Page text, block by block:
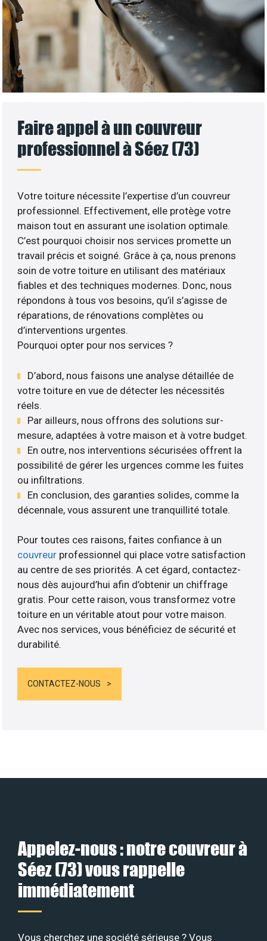
Faire appel à un couvreur
professionnel à Séez (73)
Votre toiture nécessite l’expertise d’un couvreur
professionnel. Effectivement, elle protège votre
maison tout en assurant une isolation optimale.
C’est pourquoi choisir nos services promette un
travail précis et soigné. Grâce à ça, nous prenons
soin de votre toiture en utilisant des matériaux
fiables et des techniques modernes. Donc, nous
répondons à tous vos besoins, qu’il s’agisse de
réparations, de rénovations complètes ou
d’interventions urgentes.
Pourquoi opter pour nos services ?
D’abord, nous faisons une analyse détaillée de
votre toiture en vue de détecter les nécessités
réels.
Par ailleurs, nous offrons des solutions sur-
mesure, adaptées à votre maison et à votre budget.
En outre, nos interventions sécurisées offrent la
possibilité de gérer les urgences comme les fuites
ou infiltrations.
En conclusion, des garanties solides, comme la
décennale, vous assurent une tranquillité totale.
Pour toutes ces raisons, faites confiance à un
couvreur professionnel qui place votre satisfaction
au centre de ses priorités. A cet égard, contactez-
nous dès aujourd’hui afin d’obtenir un chiffrage
gratis. Pour cette raison, vous transformez votre
toiture en un véritable atout pour votre maison.
Avec nos services, vous bénéficiez de sécurité et
durabilité.
CONTACTEZ-NOUS
Appelez-nous : notre couvreur à
Séez (73) vous rappelle
immédiatement
Vous cherchez une société sérieuse ? Vous